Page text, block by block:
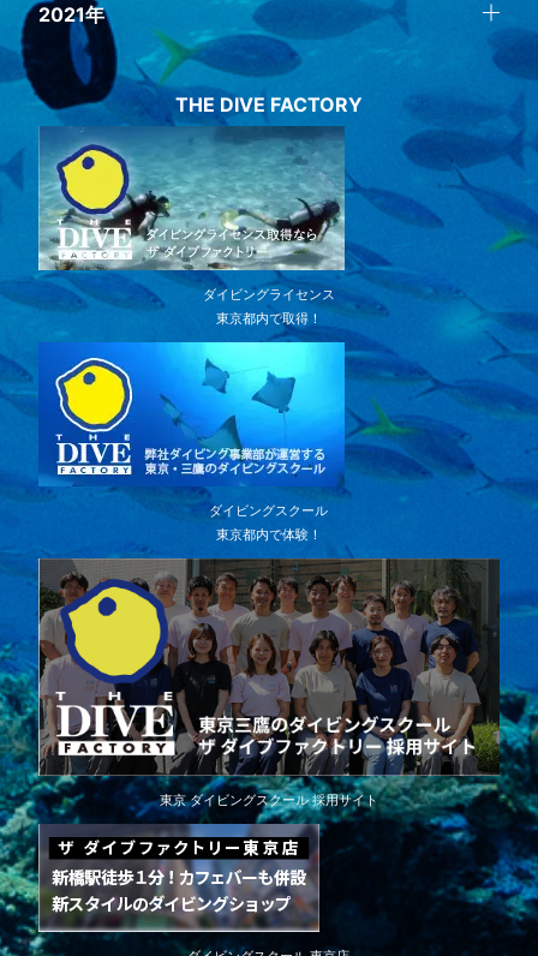
2021年
THE DIVE FACTORY
ダイビングライセンス
東京都内で取得！
ダイビングスクール
東京都内で体験！
東京 ダイビングスクール 採用サイト